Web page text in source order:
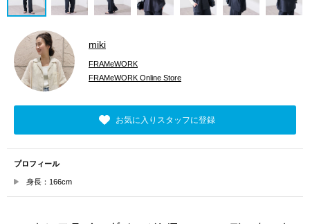
miki
FRAMeWORK
FRAMeWORK Online Store
お気に入りスタッフに登録
プロフィール
身長：166cm